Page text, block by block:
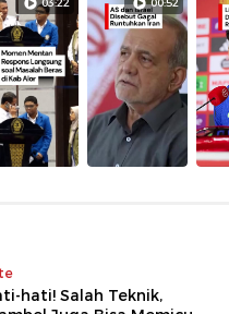
03:22 00:52
hati! Salah Teknik,